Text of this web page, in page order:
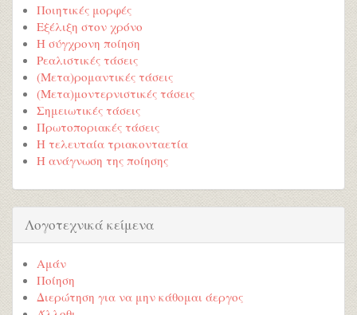
Ποιητικές μορφές
Εξέλιξη στον χρόνο
Η σύγχρονη ποίηση
Ρεαλιστικές τάσεις
(Μετα)ρομαντικές τάσεις
(Μετα)μοντερνιστικές τάσεις
Σημειωτικές τάσεις
Πρωτοποριακές τάσεις
Η τελευταία τριακονταετία
Η ανάγνωση της ποίησης
Λογοτεχνικά κείμενα
Αμάν
Ποίηση
Διερώτηση για να μην κάθομαι άεργος